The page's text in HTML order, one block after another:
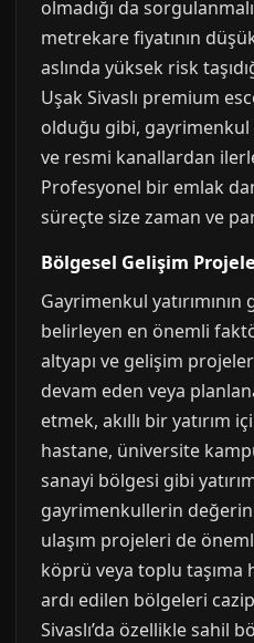
olmadığı da
metrekare fiyatının
aslında yüksek risk
Uşak Sivaslı premium
olduğu gibi, gayrimenkul
ve resmi kanallardan
Profesyonel bir emlak
süreçte size zaman ve
Bölgesel Gelişim
Gayrimenkul
belirleyen en önemli
altyapı ve gelişim
devam eden veya
etmek, akıllı bir yatırım
hastane, üniversite
sanayi bölgesi gibi
gayrimenkullerin
ulaşım projeleri de
köprü veya toplu taşıma
ardı edilen bölgeleri
Sivaslı’da özellikle sahil